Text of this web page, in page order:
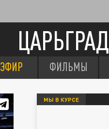
ЦАРЬГРАД
ЭФИР ФИЛЬМЫ
МЫ В КУРСЕ